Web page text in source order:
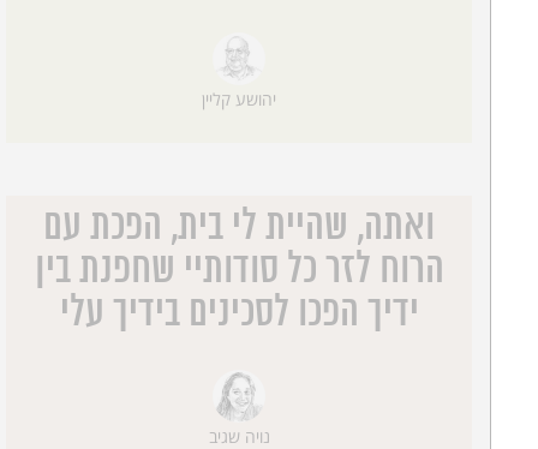
יהושע קליין
ואתה, שהיית לי בית, הפכת עם
הרוח לזר כל סודותיי שחפנת בין
ידיך הפכו לסכינים בידיך עלי
נויה שגיב